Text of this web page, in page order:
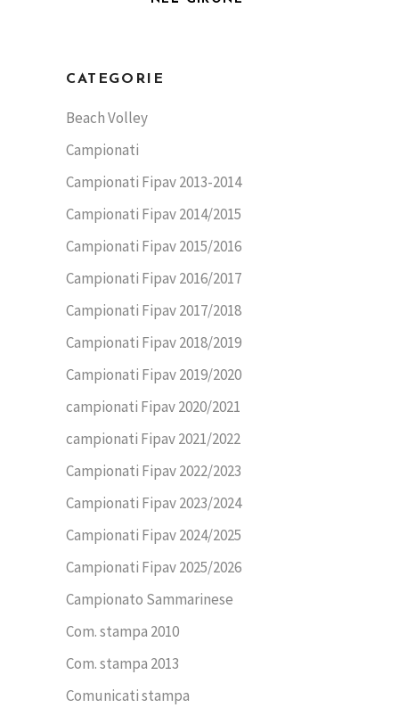
CATEGORIE
Beach Volley
Campionati
Campionati Fipav 2013-2014
Campionati Fipav 2014/2015
Campionati Fipav 2015/2016
Campionati Fipav 2016/2017
Campionati Fipav 2017/2018
Campionati Fipav 2018/2019
Campionati Fipav 2019/2020
campionati Fipav 2020/2021
campionati Fipav 2021/2022
Campionati Fipav 2022/2023
Campionati Fipav 2023/2024
Campionati Fipav 2024/2025
Campionati Fipav 2025/2026
Campionato Sammarinese
Com. stampa 2010
Com. stampa 2013
Comunicati stampa